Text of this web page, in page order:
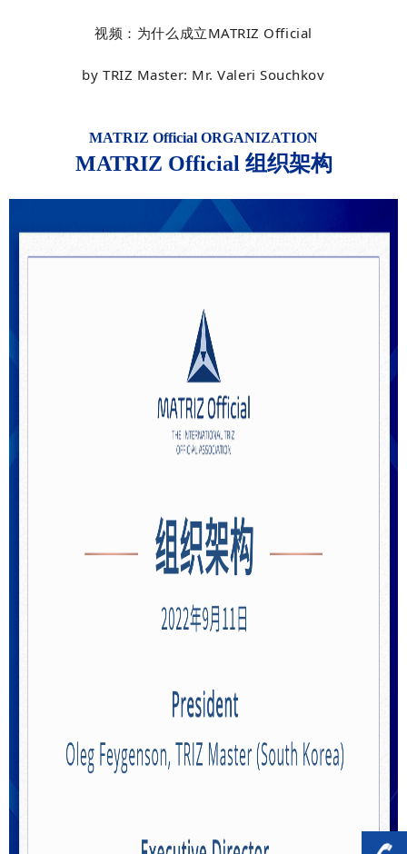
视频： 为什么成立MATRIZ Official
by TRIZ Master: Mr. Valeri Souchkov
MATRIZ Official ORGANIZATION
MATRIZ Official 组织架构